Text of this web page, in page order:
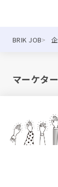
BRIK JOB
マーケタ